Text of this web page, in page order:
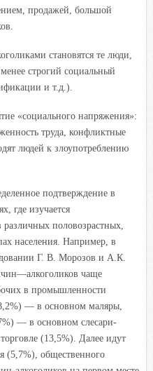
продажей, большой
становятся те люди,
строгий социальный
и т.д.).
«социального напряжения»:
труда, конфликтные
людей к злоупотреблению
подтверждение в
где изучается
различных половозрастных,
населения. Например, в
Г. В. Морозов и А.К.
чаще
в промышленности
— в основном маляры,
— в основном слесари-
(13,5%). Далее идут
(5,7%), общественного